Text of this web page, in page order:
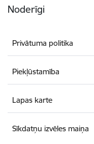
Noderīgi
Privātuma politika
Piekļūstamība
Lapas karte
Sīkdatņu izvēles maiņa